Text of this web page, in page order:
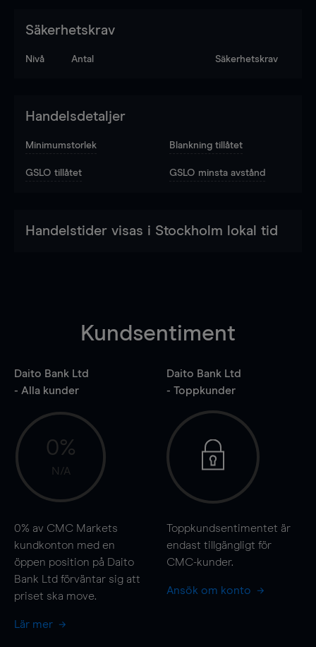
Säkerhetskrav
Nivå Antal Säkerhetskrav
Handelsdetaljer
Minimumstorlek Blankning tillåtet
GSLO tillåtet GSLO minsta avstånd
Handelstider visas i Stockholm lokal tid
Kundsentiment
Daito Bank Ltd
- Alla kunder
0%
N/A
0% av CMC Markets
kundkonton med en
öppen position på Daito
Bank Ltd förväntar sig att
priset ska move.
Lär mer
Daito Bank Ltd
- Toppkunder
Toppkundsentimentet är
endast tillgängligt för
CMC-kunder.
Ansök om konto